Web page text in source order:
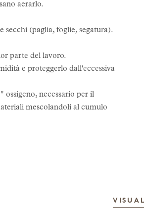
aerarlo.
(paglia, foglie, segatura).
parte del lavoro.
e proteggerlo dall'eccessiva
ossigeno, necessario per il
mescolandoli al cumulo